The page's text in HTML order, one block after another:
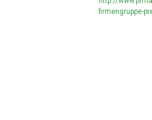
firmengruppe-